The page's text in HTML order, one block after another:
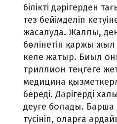
білікті дәрігерден
тез бейімделіп
жасалуда. Жалпы,
бөлінетін қаржы
келе жатыр. Биыл
триллион теңгеге
медицина
береді. Дәрігерді
деуге болады.
түсініп, оларға